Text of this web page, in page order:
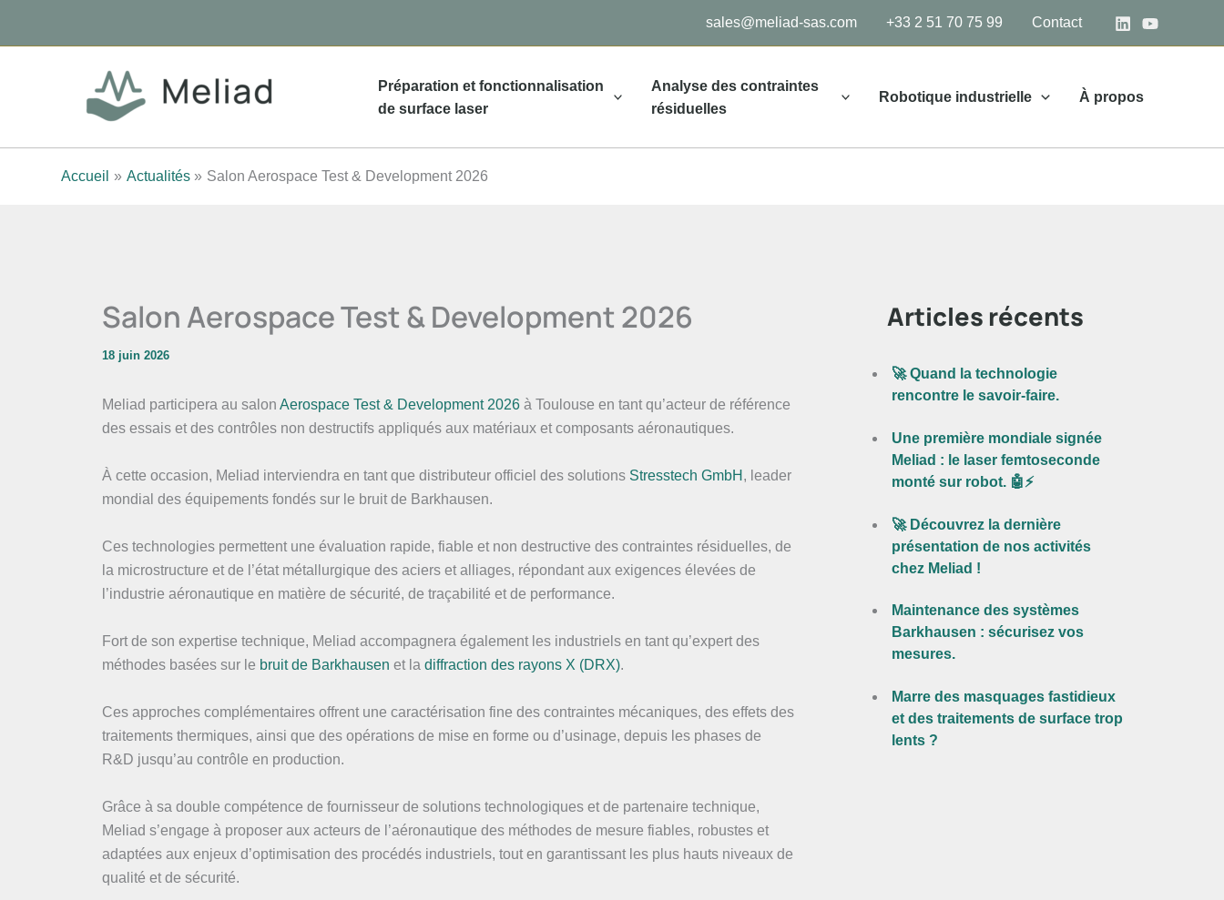
sales@meliad-sas.com +33 2 51 70 75 99 Contact
Préparation et fonctionnalisation
de surface laser
Analyse des contraintes
résiduelles
Robotique industrielle À propos
Accueil Actualités Salon Aerospace Test & Development 2026
Salon Aerospace Test & Development 2026
18 juin 2026
Meliad participera au salon Aerospace Test & Development 2026 à Toulouse en tant qu’acteur de référence
des essais et des contrôles non destructifs appliqués aux matériaux et composants aéronautiques.
À cette occasion, Meliad interviendra en tant que distributeur officiel des solutions Stresstech GmbH , leader
mondial des équipements fondés sur le bruit de Barkhausen.
Ces technologies permettent une évaluation rapide, fiable et non destructive des contraintes résiduelles, de
la microstructure et de l’état métallurgique des aciers et alliages, répondant aux exigences élevées de
l’industrie aéronautique en matière de sécurité, de traçabilité et de performance.
Fort de son expertise technique, Meliad accompagnera également les industriels en tant qu’expert des
méthodes basées sur le bruit de Barkhausen et la diffraction des rayons X (DRX).
Ces approches complémentaires offrent une caractérisation fine des contraintes mécaniques, des effets des
traitements thermiques, ainsi que des opérations de mise en forme ou d’usinage, depuis les phases de
R&D jusqu’au contrôle en production.
Grâce à sa double compétence de fournisseur de solutions technologiques et de partenaire technique,
Meliad s’engage à proposer aux acteurs de l’aéronautique des méthodes de mesure fiables, robustes et
adaptées aux enjeux d’optimisation des procédés industriels, tout en garantissant les plus hauts niveaux de
qualité et de sécurité.
Articles récents
🚀 Quand la technologie
rencontre le savoir-faire.
Une première mondiale signée
Meliad : le laser femtoseconde
monté sur robot. 🤖⚡
🚀 Découvrez la dernière
présentation de nos activités
chez Meliad !
Maintenance des systèmes
Barkhausen : sécurisez vos
mesures.
Marre des masquages fastidieux
et des traitements de surface trop
lents ?